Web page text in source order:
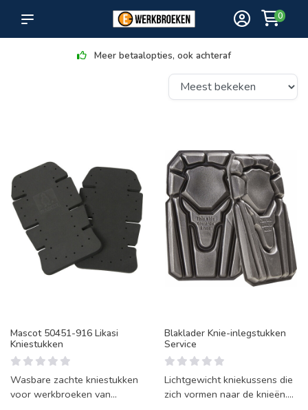
0
Meer betaalopties, ook achteraf
Mascot 50451-916 Likasi
Kniestukken
Wasbare zachte kniestukken
voor werkbroeken van
Blaklader Knie-inlegstukken
Service
Lichtgewicht kniekussens die
zich vormen naar de knieën.